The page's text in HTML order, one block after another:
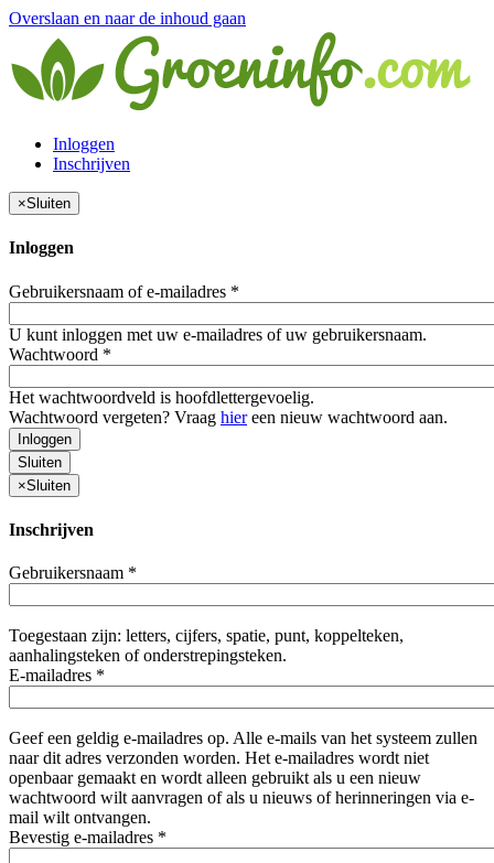
Overslaan en naar de inhoud gaan
Inloggen
Inschrijven
×Sluiten
Inloggen
Gebruikersnaam of e-mailadres *
U kunt inloggen met uw e-mailadres of uw gebruikersnaam.
Wachtwoord *
Het wachtwoordveld is hoofdlettergevoelig.
Wachtwoord vergeten? Vraag hiereen nieuw wachtwoord aan.
Inloggen
Sluiten
×Sluiten
Inschrijven
Gebruikersnaam *
Toegestaan zijn: letters, cijfers, spatie, punt, koppelteken,
aanhalingsteken of onderstrepingsteken.
E-mailadres *
Geef een geldig e-mailadres op. Alle e-mails van het systeem zullen
naar dit adres verzonden worden. Het e-mailadres wordt niet
openbaar gemaakt en wordt alleen gebruikt als u een nieuw
wachtwoord wilt aanvragen of als u nieuws of herinneringen via e-
mail wilt ontvangen.
Bevestig e-mailadres *